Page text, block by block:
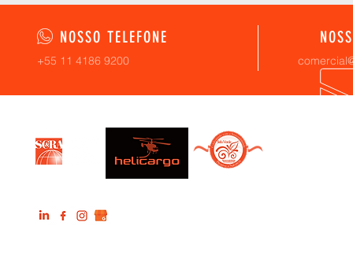
NOSSO TELEFONE
+55 11 4186 9200